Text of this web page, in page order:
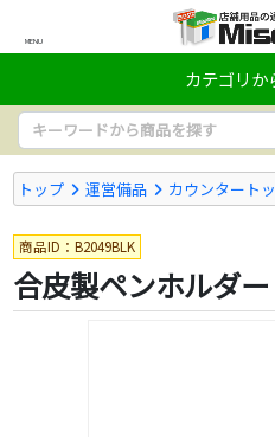
MENU
カテゴリか
トップ 運営備品 カウンタート
商品ID：B2049BLK
合皮製ペンホルダ